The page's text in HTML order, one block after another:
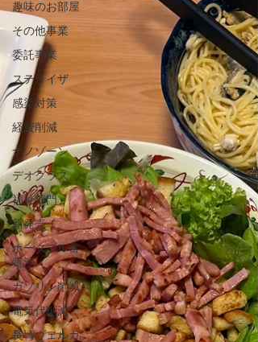
趣味のお部屋
その他事業
委託事業
ステライザ
感染対策
経費削減
ナノゾーン
デオグラス
福祉部門
新発売
ポータブル蓄
電池
ガソリン削減
電気代削減
長崎ヴェルカ